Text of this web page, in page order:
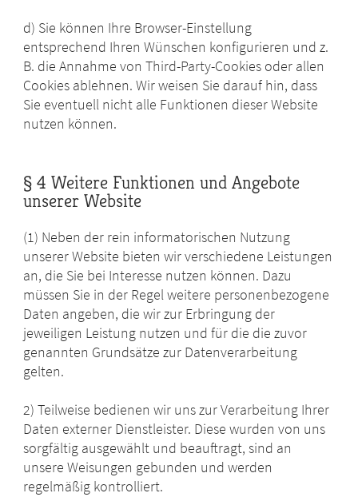
d) Sie können Ihre Browser-Einstellung
entsprechend Ihren Wünschen konfigurieren und z.
B. die Annahme von Third-Party-Cookies oder allen
Cookies ablehnen. Wir weisen Sie darauf hin, dass
Sie eventuell nicht alle Funktionen dieser Website
nutzen können.
§ 4 Weitere Funktionen und Angebote
unserer Website
(1) Neben der rein informatorischen Nutzung
unserer Website bieten wir verschiedene Leistungen
an, die Sie bei Interesse nutzen können. Dazu
müssen Sie in der Regel weitere personenbezogene
Daten angeben, die wir zur Erbringung der
jeweiligen Leistung nutzen und für die die zuvor
genannten Grundsätze zur Datenverarbeitung
gelten.
2) Teilweise bedienen wir uns zur Verarbeitung Ihrer
Daten externer Dienstleister. Diese wurden von uns
sorgfältig ausgewählt und beauftragt, sind an
unsere Weisungen gebunden und werden
regelmäßig kontrolliert.